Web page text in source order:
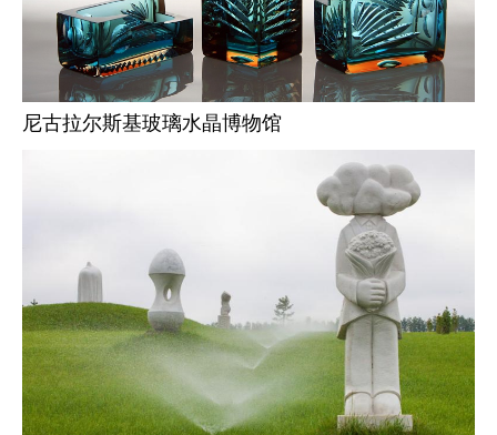
尼古拉尔斯基玻璃水晶博物馆